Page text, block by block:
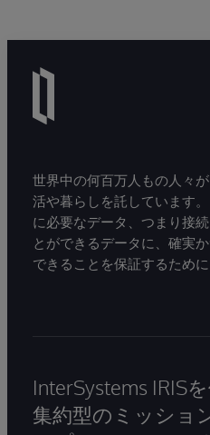
世界中の何百万人もの人々
活や暮らしを託しています
に必要なデータ、つまり接
とができるデータに、確実
できることを保証するために
InterSystems IRIS
集約型のミッショ